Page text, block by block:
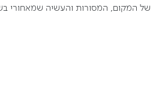
המקום, המסורות והעשיה שמאחורי